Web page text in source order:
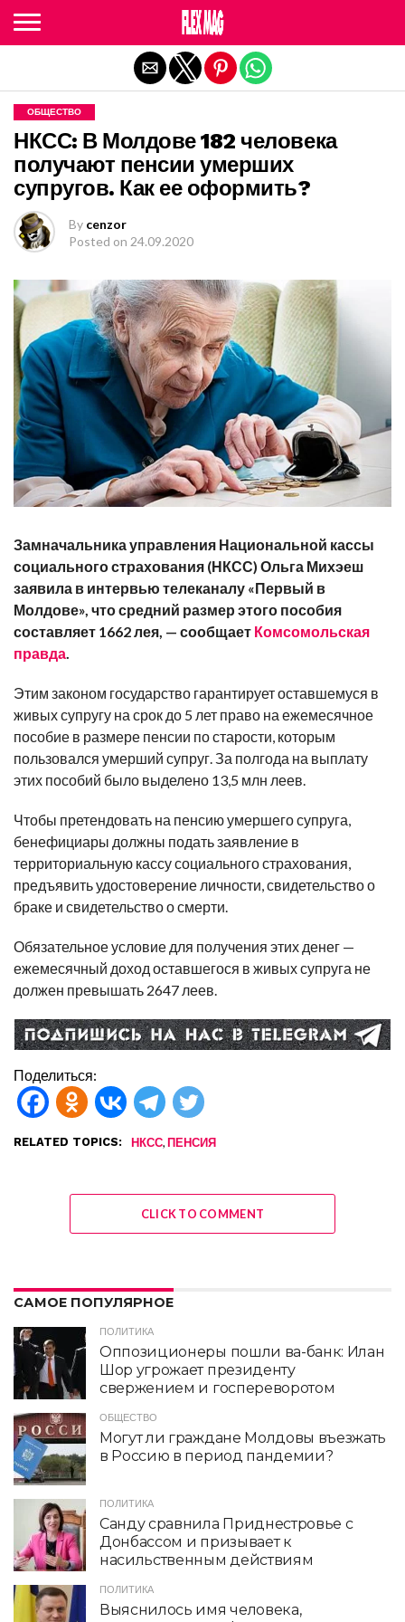
ОБЩЕСТВО
НКСС: В Молдове 182 человека
получают пенсии умерших
супругов. Как ее оформить?
By cenzor
Posted on 24.09.2020
Замначальника управления Национальной кассы
социального страхования (НКСС) Ольга Михэеш
заявила в интервью телеканалу «Первый в
Молдове», что средний размер этого пособия
составляет 1662 лея, — сообщает Комсомольская
правда
Этим законом государство гарантирует оставшемуся в
живых супругу на срок до 5 лет право на ежемесячное
пособие в размере пенсии по старости, которым
пользовался умерший супруг. За полгода на выплату
этих пособий было выделено 13,5 млн леев.
Чтобы претендовать на пенсию умершего супруга,
бенефициары должны подать заявление в
территориальную кассу социального страхования,
предъявить удостоверение личности, свидетельство о
браке и свидетельство о смерти.
Обязательное условие для получения этих денег —
ежемесячный доход оставшегося в живых супруга не
должен превышать 2647 леев.
Поделиться:
RELATED TOPICS: НКСС, ПЕНСИЯ
CLICK TO COMMENT
САМОЕ ПОПУЛЯРНОЕ
ПОЛИТИКА
Оппозиционеры пошли ва-банк: Илан
Шор угрожает президенту
свержением и госпереворотом
ОБЩЕСТВО
Могут ли граждане Молдовы въезжать
в Россию в период пандемии?
ПОЛИТИКА
Санду сравнила Приднестровье с
Донбассом и призывает к
насильственным действиям
ПОЛИТИКА
Выяснилось имя человека,
Exit mobile version